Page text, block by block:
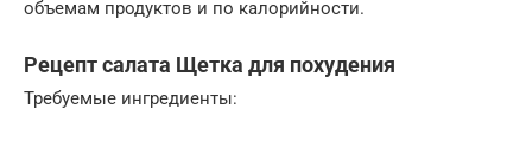
объемам продуктов и по калорийности.
Рецепт салата Щетка для похудения
Требуемые ингредиенты: